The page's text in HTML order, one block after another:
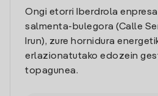
Ongi etorri Iberdrola
salmenta-bulegora (Calle
Irun), zure hornidura
erlazionatutako edozein
topagunea.